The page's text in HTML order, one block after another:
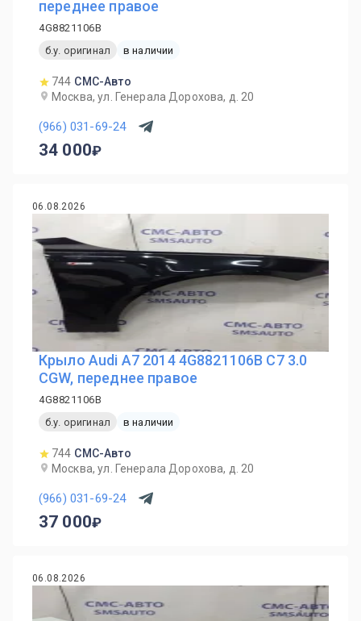
переднее правое
4G8821106B
б.у. оригинал
в наличии
744 СМС-Авто
Москва, ул. Генерала Дорохова, д. 20
(966) 031-69-24
34 000
06.08.2026
Крыло Audi A7 2014 4G8821106B C7 3.0
CGW, переднее правое
4G8821106B
б.у. оригинал
в наличии
744 СМС-Авто
Москва, ул. Генерала Дорохова, д. 20
(966) 031-69-24
37 000
06.08.2026